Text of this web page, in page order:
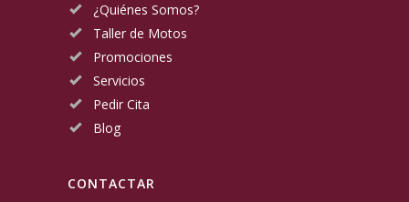
¿Quiénes Somos?
Taller de Motos
Promociones
Servicios
Pedir Cita
Blog
CONTACTAR